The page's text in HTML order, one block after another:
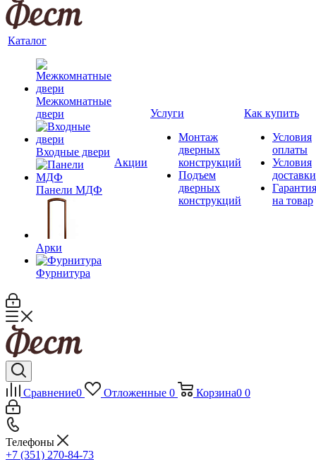
Каталог
Межкомнатные
двери
Входные двери
Панели МДФ
Арки
Фурнитура
Акции
Услуги
Монтаж
дверных
конструкций
Подъем
дверных
конструкций
Как купить
Условия
оплаты
Условия
доставки
Гарантия
на товар
Сравнение0 Отложенные 0 Корзина0 0
Телефоны
+7 (351) 270-84-73